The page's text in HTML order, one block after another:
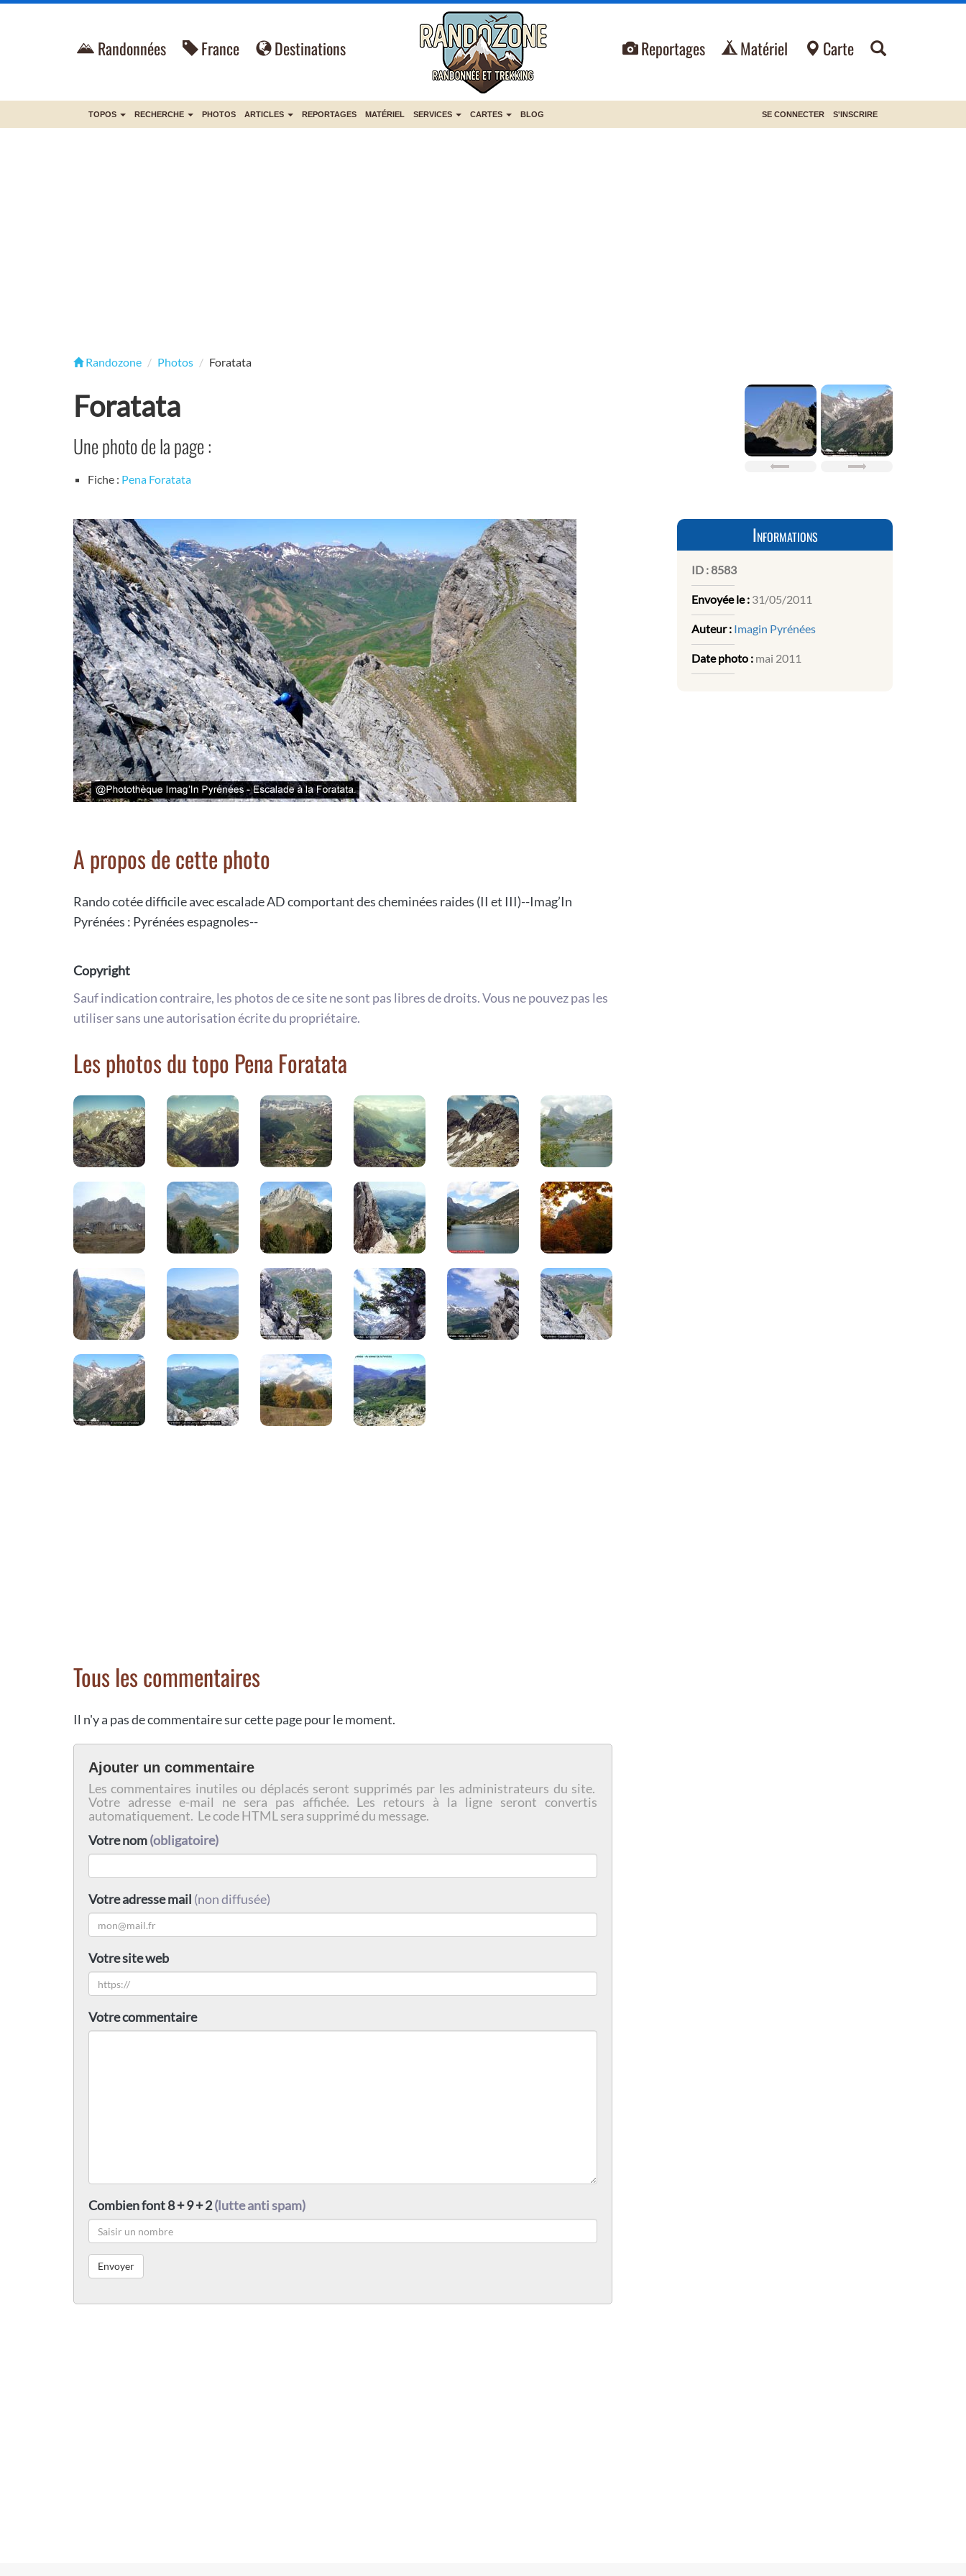
Randonnées France Destinations Reportages Matériel Carte
TOPOS RECHERCHE PHOTOS ARTICLES REPORTAGES MATÉRIEL SERVICES CARTES BLOG SE CONNECTER S'INSCRIRE
Randozone Photos Foratata
Foratata
Une photo de la page :
Fiche : Pena Foratata
A propos de cette photo
Rando cotée difficile avec escalade AD comportant des cheminées raides (II et III)--Imag’In
Pyrénées : Pyrénées espagnoles--
Copyright
Sauf indication contraire, les photos de ce site ne sont pas libres de droits. Vous ne pouvez pas les
utiliser sans une autorisation écrite du propriétaire.
Les photos du topo Pena Foratata
Tous les commentaires
Il n'y a pas de commentaire sur cette page pour le moment.
Ajouter un commentaire
Les commentaires inutiles ou déplacés seront supprimés par les administrateurs du site.
Votre adresse e-mail ne sera pas affichée. Les retours à la ligne seront convertis
automatiquement. Le code HTML sera supprimé du message.
Votre nom(obligatoire)
Votre adresse mail (non diffusée)
Votre site web
Votre commentaire
Combien font 8 + 9 + 2(lutte anti spam)
Informations
ID :8583
Envoyée le : 31/05/2011
Auteur : Imagin Pyrénées
Date photo : mai 2011